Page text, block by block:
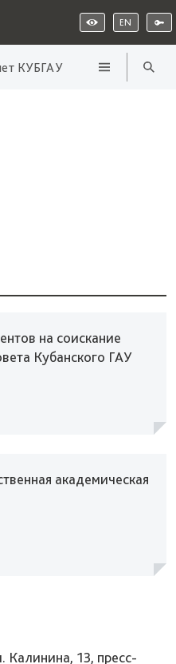
EN
КУБГАУ
на соискание
Кубанского ГАУ
академическая
Калинина, 13, пресс-